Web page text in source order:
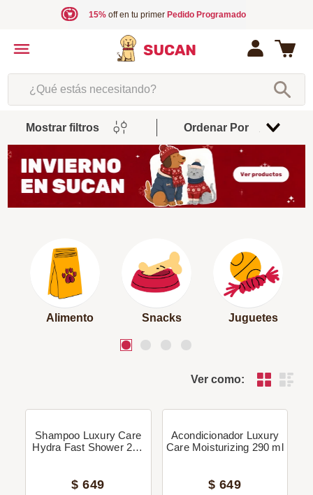
15%off en tu primer Pedido Programado
¿Qué estás necesitando?
Mostrar filtros Ordenar Por
Relevancia
Alimento Snacks Juguetes
Ver como:
Shampoo Luxury Care
Hydra Fast Shower 240
$ 649
Acondicionador Luxury
Care Moisturizing 290 ml
$ 649